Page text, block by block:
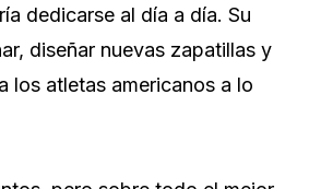
dedicarse al día a día. Su
diseñar nuevas zapatillas y
los atletas americanos a lo